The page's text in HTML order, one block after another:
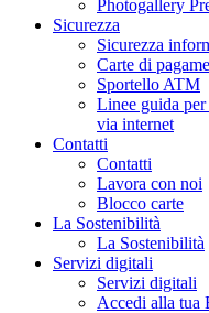
Photogallery
Sicurezza
Sicurezza
Carte di
Sportello ATM
Linee guida
via internet
Contatti
Contatti
Lavora con noi
Blocco carte
La Sostenibilità
La Sostenibilità
Servizi digitali
Servizi digitali
Accedi alla tua